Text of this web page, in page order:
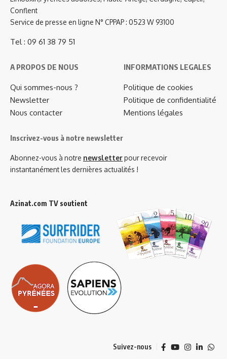
Conflent
Service de presse en ligne N° CPPAP : 0523 W 93100
Tel : 09 61 38 79 51
A PROPOS DE NOUS
Qui sommes-nous ?
Newsletter
Nous contacter
INFORMATIONS LEGALES
Politique de cookies
Politique de confidentialité
Mentions légales
Inscrivez-vous à notre newsletter
Abonnez-vous à notre newsletterpour recevoir
instantanément les dernières actualités !
Azinat.com TV soutient
Suivez-nous